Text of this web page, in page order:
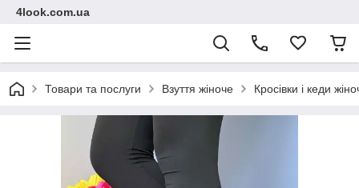
4look.com.ua
Товари та послуги Взуття жіноче Кросівки і кеди